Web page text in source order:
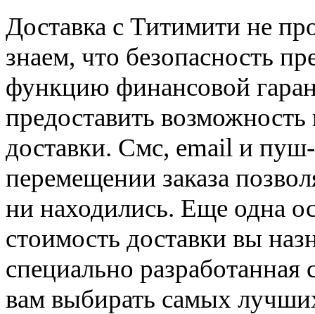
Доставка с Титимити не
знаем, что безопасность
функцию финансовой
предоставить
доставки. Смс, email и
перемещении заказа
ни находились. Еще одна
стоимость доставки вы
специально разработанная
вам выбирать самых